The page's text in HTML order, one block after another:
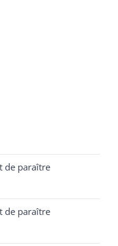
de paraître
de paraître